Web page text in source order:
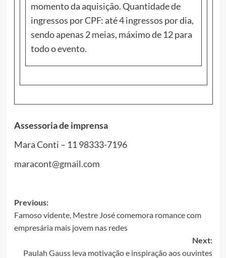
momento da aquisição. Quantidade de
ingressos por CPF: até 4 ingressos por dia,
sendo apenas 2 meias, máximo de 12 para
todo o evento.
Assessoria de imprensa
Mara Conti – 11 98333-7196
maracont@gmail.com
Post
navigation
Previous:
Famoso vidente, Mestre José comemora romance com
empresária mais jovem nas redes
Next:
Paulah Gauss leva motivação e inspiração aos ouvintes